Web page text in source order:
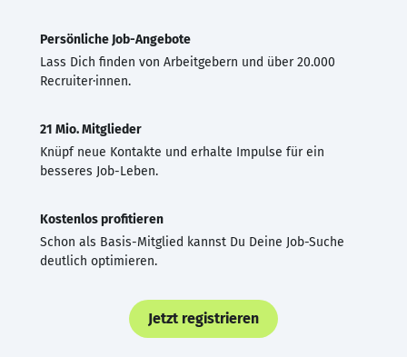
Persönliche Job-Angebote
Lass Dich finden von Arbeitgebern und über 20.000
Recruiter·innen.
21 Mio. Mitglieder
Knüpf neue Kontakte und erhalte Impulse für ein
besseres Job-Leben.
Kostenlos profitieren
Schon als Basis-Mitglied kannst Du Deine Job-Suche
deutlich optimieren.
Jetzt registrieren